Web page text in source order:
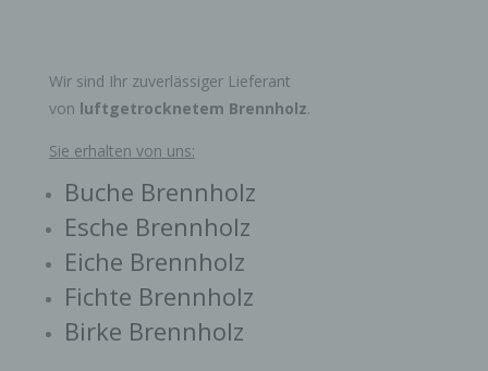
Wir sind Ihr zuverlässiger Lieferant
von luftgetrocknetem Brennholz.
Sie erhalten von uns:
Buche Brennholz
Esche Brennholz
Eiche Brennholz
Fichte Brennholz
Birke Brennholz